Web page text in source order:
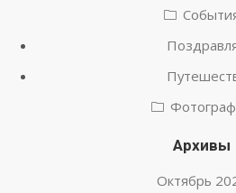
Архивы
Октябрь